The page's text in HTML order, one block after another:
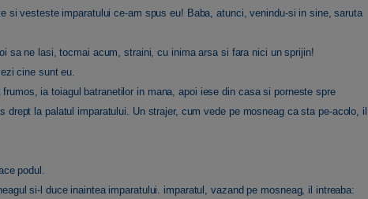
si vesteste imparatului ce-am spus eu! Baba, atunci, venindu-si in sine, saruta
sa ne lasi, tocmai acum, straini, cu inima arsa si fara nici un sprijin!
cine sunt eu.
ia toiagul batranetilor in mana, apoi iese din casa si porneste spre
la palatul imparatului. Un strajer, cum vede pe mosneag ca sta pe-acolo, il
podul.
si-l duce inaintea imparatului. imparatul, vazand pe mosneag, il intreaba: